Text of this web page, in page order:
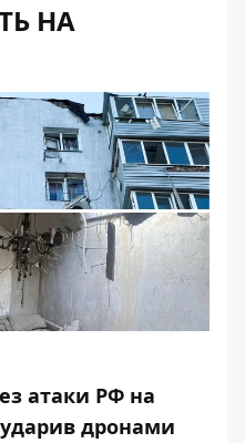
НА
атаки РФ на
дронами